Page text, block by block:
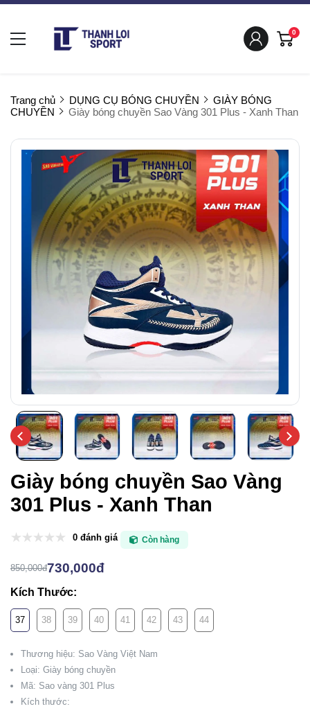
0
Trang chủ DỤNG CỤ BÓNG CHUYỀN
GIÀY BÓNG
CHUYỀN
Giày bóng chuyền Sao Vàng 301 Plus - Xanh Than
Giày bóng chuyền Sao Vàng
301 Plus - Xanh Than
0 đánh giá Còn hàng
850,000đ730,000đ
Kích Thước:
37 38 39 40 41 42 43 44
Thương hiệu: Sao Vàng Việt Nam
Loại: Giày bóng chuyền
Mã: Sao vàng 301 Plus
Kích thước: